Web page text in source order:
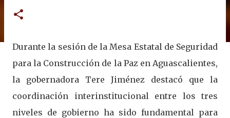
Durante la sesión de la Mesa Estatal de Seguridad
para la Construcción de la Paz en Aguascalientes,
la gobernadora Tere Jiménez destacó que la
coordinación interinstitucional entre los tres
niveles de gobierno ha sido fundamental para